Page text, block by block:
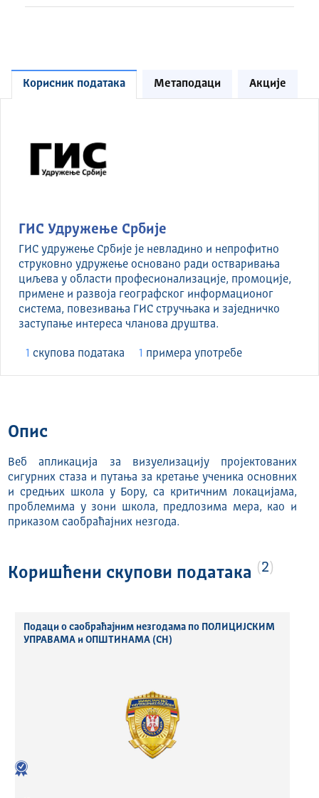
Корисник података Метаподаци Акције
ГИС Удружење Србије
ГИС удружење Србије је невладино и непрофитно
струковно удружење основано ради остваривања
циљева у области професионализације, промоције,
примене и развоја географског информационог
система, повезивања ГИС стручњака и заједничко
заступање интереса чланова друштва.
1 скуповa података 1 примера употребе
Опис
Веб апликација за визуeлизацију пројектованих
сигурних стаза и путања за кретање ученика основних
и средњих школа у Бору, са критичним локацијама,
проблемима у зони школа, предлозима мера, као и
приказом саобраћајних незгода.
Коришћени скупови података 2
Подаци о саобраћајним незгодама по ПОЛИЦИЈСКИМ
УПРАВАМА и ОПШТИНАМА (СН)